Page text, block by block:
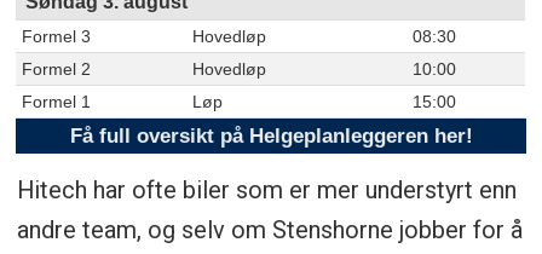
Formel 3 Hovedløp
08:30
Formel 2
Hovedløp
10:00
Formel 1
Løp 15:00
Få full oversikt på Helgeplanleggeren her!
Hitech har ofte biler som er mer understyrt enn
andre team, og selv om Stenshorne jobber for å